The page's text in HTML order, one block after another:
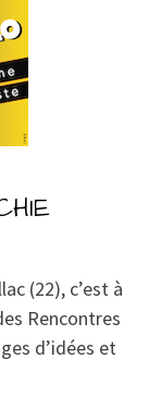
(22), c’est à
Rencontres
d’idées et